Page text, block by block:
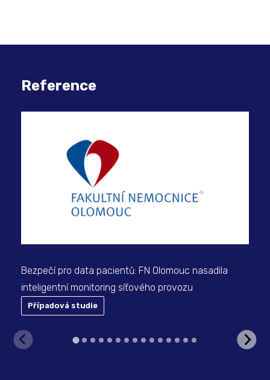
Reference
Bezpečí pro data pacientů: FN Olomouc nasadila
inteligentní monitoring síťového provozu
Případová studie